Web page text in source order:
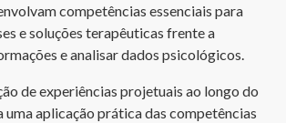
competências essenciais para
e soluções terapêuticas frente a
e analisar dados psicológicos.
de experiências projetuais ao longo do
aplicação prática das competências